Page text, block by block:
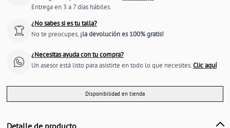
Entrega en 3 a 7 días hábiles.
¿No sabes si es tu talla?
No te preocupes, ¡la devolución es 100% gratis!
¿Necesitas ayuda con tu compra?
Un asesor está listo para asistirte en todo lo que necesites.Clic aquí
Disponibilidad en tienda
Detalle de producto